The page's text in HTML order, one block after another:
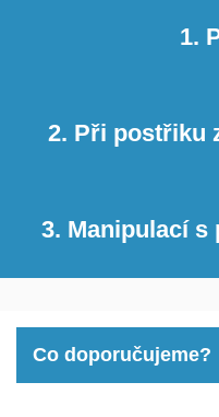
1.
2. Při postřiku
3. Manipulací
Co doporučujeme?